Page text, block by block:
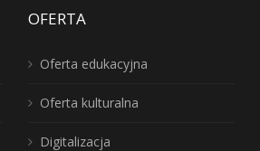
OFERTA
Oferta edukacyjna
Oferta kulturalna
Digitalizacja